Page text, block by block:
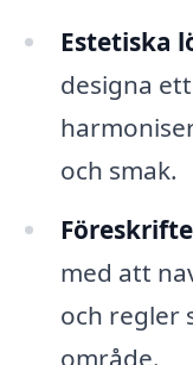
Estetiska
designa
och smak.
med att
och regler
område.